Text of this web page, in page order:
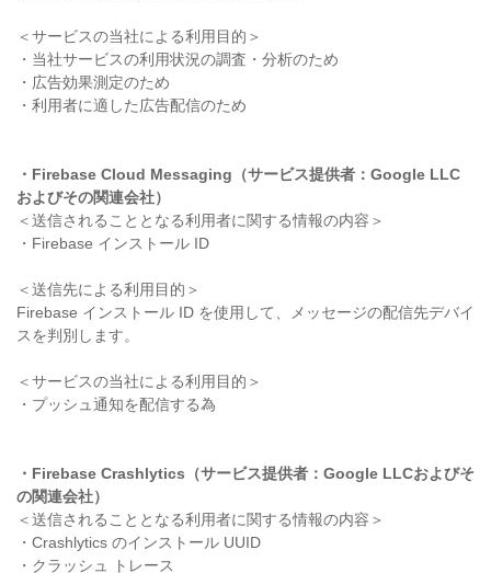
＜サービスの当社による利用目的＞
・当社サービスの利用状況の調査・分析のため
・広告効果測定のため
・利用者に適した広告配信のため
・Firebase Cloud Messaging（サービス提供者：Google LLC
およびその関連会社）
＜送信されることとなる利用者に関する情報の内容＞
・Firebase インストール ID
＜送信先による利用目的＞
Firebase インストール ID を使用して、メッセージの配信先デバイ
スを判別します。
＜サービスの当社による利用目的＞
・プッシュ通知を配信する為
・Firebase Crashlytics（サービス提供者：Google LLCおよびそ
の関連会社）
＜送信されることとなる利用者に関する情報の内容＞
・Crashlytics のインストール UUID
・クラッシュ トレース